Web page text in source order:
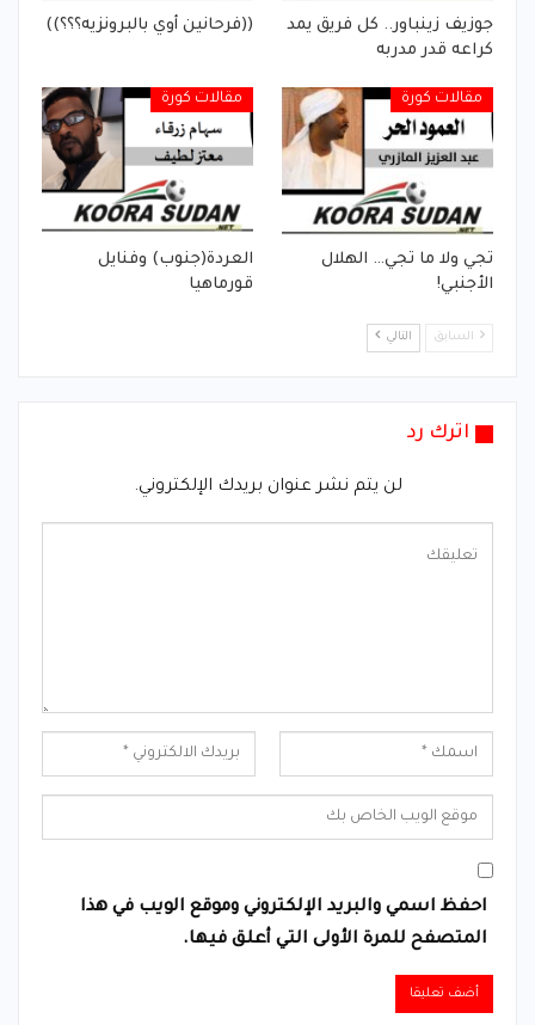
جوزيف زينباور.. كل فريق يمد
كراعه قدر مدربه
((فرحانين أوي بالبرونزيه؟؟؟))
مقالات كورة
تجي ولا ما تجي… الهلال
الأجنبي!
مقالات كورة
العردة(جنوب) وفنايل
قورماهيا
السابق التالي
اترك رد
لن يتم نشر عنوان بريدك الإلكتروني.
احفظ اسمي والبريد الإلكتروني وموقع الويب في هذا
المتصفح للمرة الأولى التي أعلق فيها.